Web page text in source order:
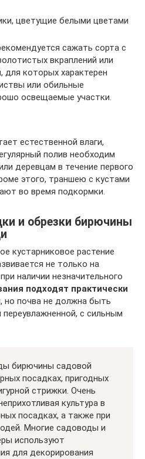
цветущие белыми цветами
сажать сорта с
вкраплений или
которых характерен
или обильные
освещаемые участки.
естественной влаги,
полив необходим
деревцам в течение первого
этого, траншею с кустами
во время подкормки.
и обрезки бирючины
кустарниковое растение
не только на
наличии незначительного
подходят практически
, но почва не должна быть
с сильным
бирючины садовой
посадках, пригодных
стрижки. Очень
культура в
посадках, а также при
Многие садоводы и
используют
для декорирования